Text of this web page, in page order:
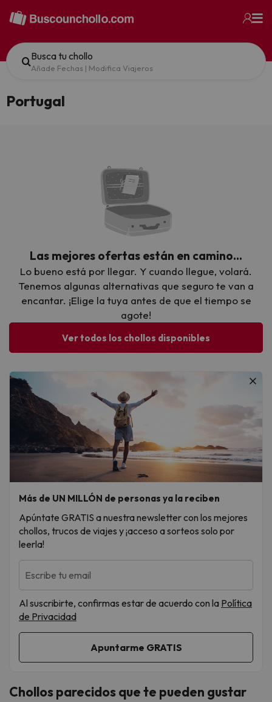
Busca tu chollo
Añade Fechas | Modifica Viajeros
Portugal
Las mejores ofertas están en camino…
Lo bueno está por llegar. Y cuando llegue, volará.
Tenemos algunas alternativas que seguro te van a
encantar. ¡Elige la tuya antes de que el tiempo se
agote!
Ver todos los chollos disponibles
Más de UN MILLÓN de personas ya la reciben
Apúntate GRATIS a nuestra newsletter con los mejores
chollos, trucos de viajes y ¡acceso a sorteos solo por
leerla!
Escribe tu email
Al suscribirte, confirmas estar de acuerdo con la Política
de Privacidad
Chollos parecidos que te pueden gustar